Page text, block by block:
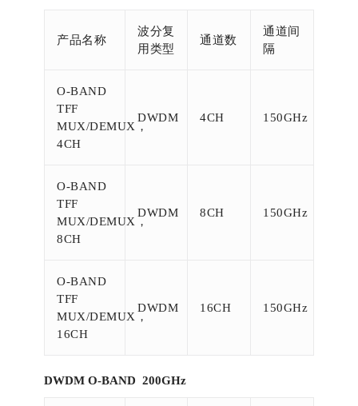
产品名称
波分复
用类型
通道数
通道间
隔
O-BAND
TFF
MUX/DEMUX，
4CH
DWDM 4CH 150GHz
O-BAND
TFF
MUX/DEMUX，
8CH
DWDM 8CH 150GHz
O-BAND
TFF
MUX/DEMUX，
16CH
DWDM 16CH 150GHz
DWDM O-BAND 200GHz